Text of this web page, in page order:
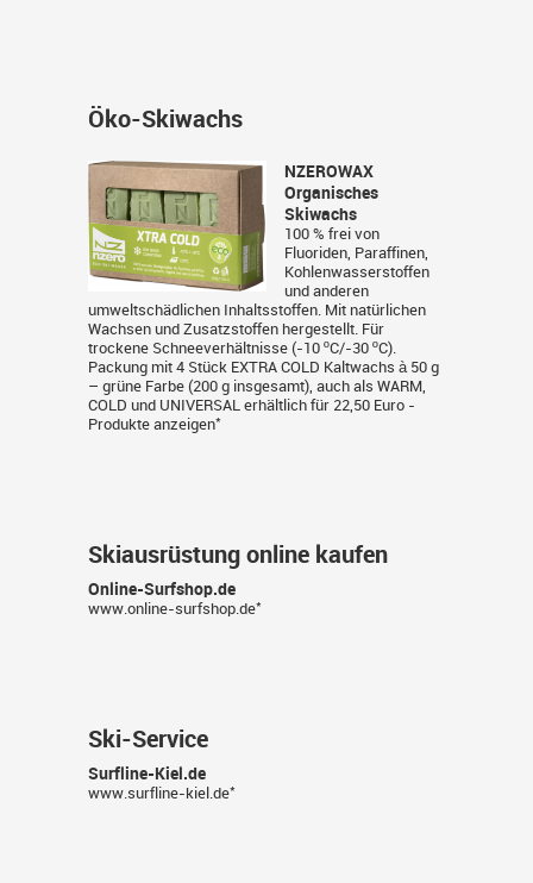
Öko-Skiwachs
NZEROWAX
Organisches
Skiwachs
100 % frei von
Fluoriden, Paraffinen,
Kohlenwasserstoffen
und anderen
umweltschädlichen Inhaltsstoffen. Mit natürlichen
Wachsen und Zusatzstoffen hergestellt. Für
trockene Schneeverhältnisse (-10 ºC/-30 ºC).
Packung mit 4 Stück EXTRA COLD Kaltwachs à 50 g
– grüne Farbe (200 g insgesamt), auch als WARM,
COLD und UNIVERSAL erhältlich für 22,50 Euro -
Produkte anzeigen*
Skiausrüstung online kaufen
Online-Surfshop.de
www.online-surfshop.de*
Ski-Service
Surfline-Kiel.de
www.surfline-kiel.de*